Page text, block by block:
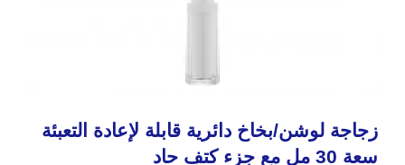
زجاجة لوشن/بخاخ دائرية قابلة لإعادة التعبئة
سعة 30 مل مع جزء كتف حاد